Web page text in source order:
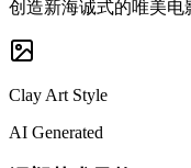
创造新海诚式的唯美电
Clay Art Style
AI Generated